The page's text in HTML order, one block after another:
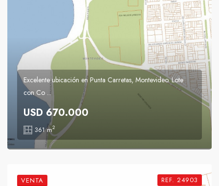
Excelente ubicación en Punta Carretas, Montevideo. Lote
con Co ...
USD 670.000
361 m2
VENTA REF. 24903